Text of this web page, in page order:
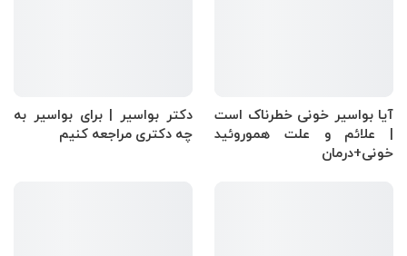
آیا بواسیر خونی خطرناک است
| علائم و علت هموروئید
خونی+درمان
دکتر بواسیر | برای بواسیر به
چه دکتری مراجعه کنیم